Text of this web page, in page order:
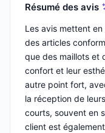
Résumé des avis
Les avis mettent
des articles
que des maillots et
confort et leur
autre point fort,
la réception de
courts, souvent en
client est